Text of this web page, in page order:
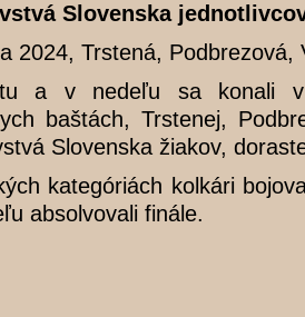
Slovenska
2024, Trstená, Podbrezová,
a v nedeľu sa konali v
baštách, Trstenej,
Slovenska žiakov,
kategóriách kolkári
absolvovali finále.